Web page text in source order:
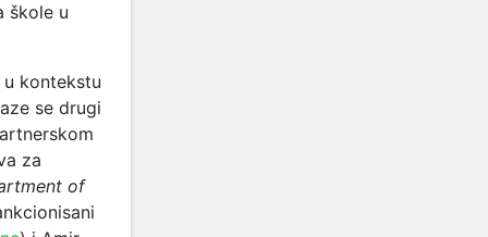
škole u
kontekstu
se drugi
za
of